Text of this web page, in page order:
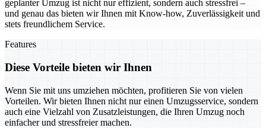
geplanter Umzug ist nicht nur effizient, sondern auch stressfrei –
und genau das bieten wir Ihnen mit Know-how, Zuverlässigkeit und
stets freundlichem Service.
Features
Diese Vorteile bieten wir Ihnen
Wenn Sie mit uns umziehen möchten, profitieren Sie von vielen
Vorteilen. Wir bieten Ihnen nicht nur einen Umzugsservice, sondern
auch eine Vielzahl von Zusatzleistungen, die Ihren Umzug noch
einfacher und stressfreier machen.